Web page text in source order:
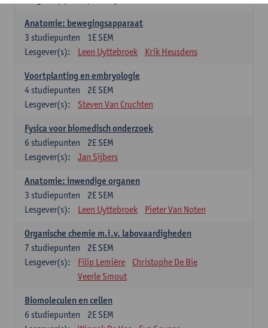
Anatomie: bewegingsapparaat
1E SEM
3 studiepunten
Lesgever(s):
Leen Uyttebroek Krik Heusdens
Voortplanting en embryologie
2E SEM
4studiepunten
Lesgever(s):
Steven Van Cruchten
Fysica voor biomedisch onderzoek
2E SEM
6 studiepunten
Lesgever(s):
Jan Sijbers
Anatomie: inwendige organen
2E SEM
3 studiepunten
Lesgever(s):
Leen Uyttebroek Pieter Van Noten
Organische chemie m.i.v. labovaardigheden
2E SEM
7 studiepunten
Lesgever(s):
Filip Lemière
Christophe De Bie
Veerle Smout
Biomoleculen en cellen
2E SEM
6 studiepunten